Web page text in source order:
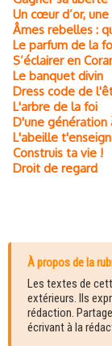
Un cœur d’or,
Âmes rebelles :
Le parfum de la
S’éclairer en
Le banquet divin
Dress code de
L'arbre de la foi
D'une génération
L'abeille
Construis ta vie !
Droit de regard
À propos de la
Les textes de
extérieurs. Ils
rédaction.
écrivant à la